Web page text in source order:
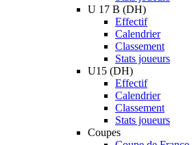
U 17 B (DH)
Effectif
Calendrier
Classement
Stats joueurs
U15 (DH)
Effectif
Calendrier
Classement
Stats joueurs
Coupes